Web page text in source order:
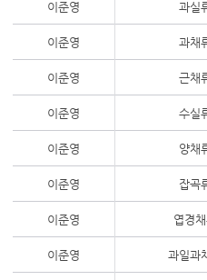
이준영 과실
이준영 과채
이준영 근채
이준영 수실
이준영 양채
이준영 잡곡
이준영 엽경
이준영 과일과